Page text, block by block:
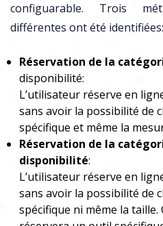
configuarable. Trois
différentes ont été identifiées:
Réservation de la
disponibilité:
L’utilisateur réserve en
sans avoir la possibilité de
spécifique et même la
Réservation de la
disponibilité:
L’utilisateur réserve en
sans avoir la possibilité de
spécifique ni même la taille.